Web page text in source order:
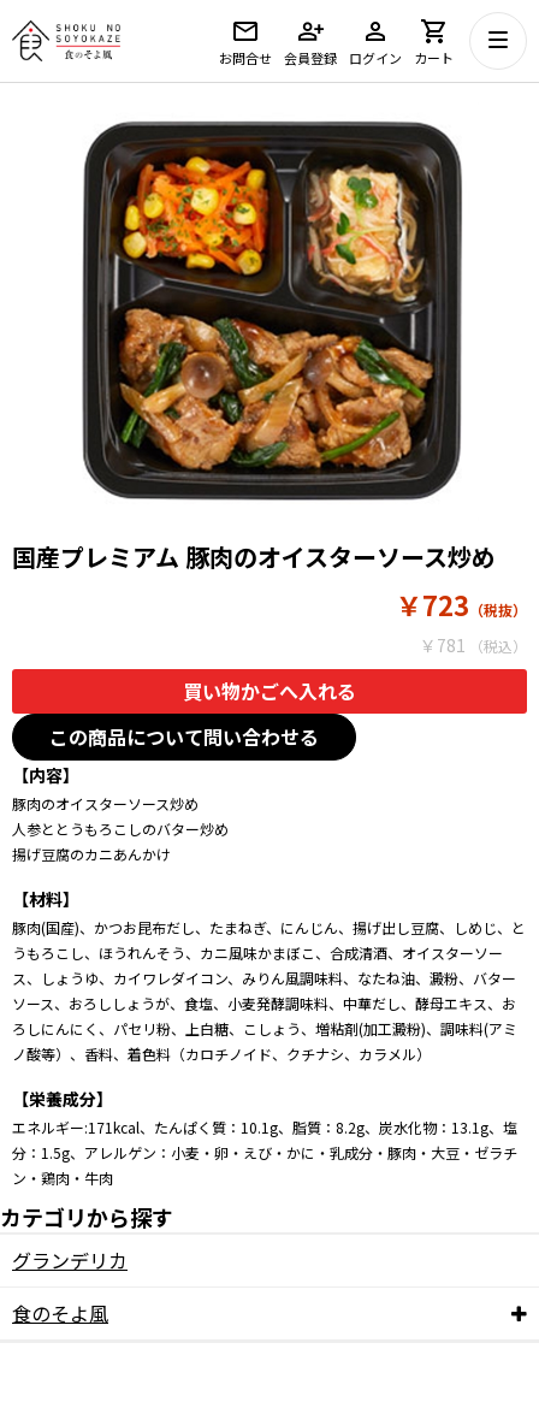
お問合せ 会員登録 ログイン カート
国産プレミアム 豚肉のオイスターソース炒め
￥781
￥723
この商品について問い合わせる
【内容】
豚肉のオイスターソース炒め
人参ととうもろこしのバター炒め
揚げ豆腐のカニあんかけ
【材料】
豚肉(国産)、かつお昆布だし、たまねぎ、にんじん、揚げ出し豆腐、しめじ、と
うもろこし、ほうれんそう、カニ風味かまぼこ、合成清酒、オイスターソー
ス、しょうゆ、カイワレダイコン、みりん風調味料、なたね油、澱粉、バター
ソース、おろししょうが、食塩、小麦発酵調味料、中華だし、酵母エキス、お
ろしにんにく、パセリ粉、上白糖、こしょう、増粘剤(加工澱粉)、調味料(アミ
ノ酸等）、香料、着色料（カロチノイド、クチナシ、カラメル）
【栄養成分】
エネルギー:171kcal、たんぱく質：10.1g、脂質：8.2g、炭水化物：13.1g、塩
分：1.5g、アレルゲン：小麦・卵・えび・かに・乳成分・豚肉・大豆・ゼラチ
ン・鶏肉・牛肉
カテゴリから探す
グランデリカ
食のそよ風